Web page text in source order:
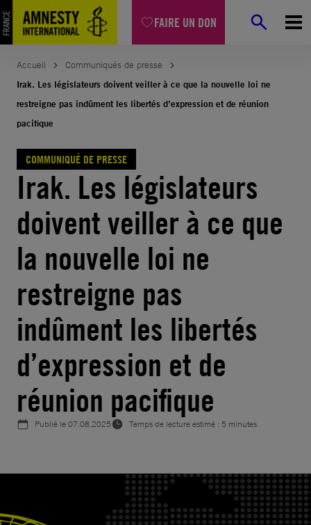
FAIRE UN DON
Aller
au
contenu
Accueil
Communiqués de presse
Irak. Les législateurs doivent veiller à ce que la nouvelle loi ne
restreigne pas indûment les libertés d’expression et de réunion
pacifique
COMMUNIQUÉ DE PRESSE
Irak. Les législateurs
doivent veiller à ce que
la nouvelle loi ne
restreigne pas
indûment les libertés
d’expression et de
réunion pacifique
Publié le07.08.2025 Temps de lecture estimé : 5 minutes